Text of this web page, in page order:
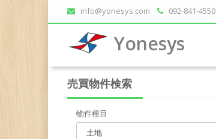
info@yonesys.com 092-841-4550
Yonesys
売買物件検索
物件種目